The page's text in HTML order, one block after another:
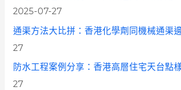
2025-07-27
通渠方法大比拼：香港化學劑同機械通渠
27
防水工程案例分享：香港高層住宅天台點
27